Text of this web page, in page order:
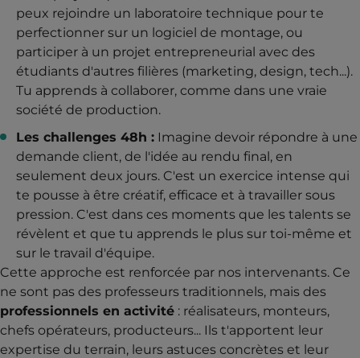
peux rejoindre un laboratoire technique pour te
perfectionner sur un logiciel de montage, ou
participer à un projet entrepreneurial avec des
étudiants d'autres filières (marketing, design, tech...).
Tu apprends à collaborer, comme dans une vraie
société de production.
Les challenges 48h : Imagine devoir répondre à une
demande client, de l'idée au rendu final, en
seulement deux jours. C'est un exercice intense qui
te pousse à être créatif, efficace et à travailler sous
pression. C'est dans ces moments que les talents se
révèlent et que tu apprends le plus sur toi-même et
sur le travail d'équipe.
Cette approche est renforcée par nos intervenants. Ce
ne sont pas des professeurs traditionnels, mais des
professionnels en activité : réalisateurs, monteurs,
chefs opérateurs, producteurs... Ils t'apportent leur
expertise du terrain, leurs astuces concrètes et leur